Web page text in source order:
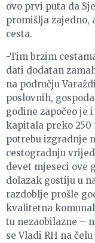
ovo prvi puta da
promišlja zajedno,
cesta.
-Tim brzim
dati dodatan
na području
poslovnih,
godine započeo je
kapitala preko 250
potrebu izgradnje
cestogradnju
devet mjeseci ove
dolazak gostiju u
razdoblje prošle
kvalitetna
tu nezaobilazne –
se Vladi RH na